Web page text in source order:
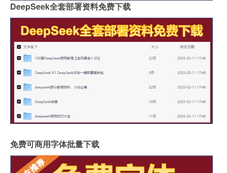
DeepSeek全套部署资料免费下载
免费可商用字体批量下载